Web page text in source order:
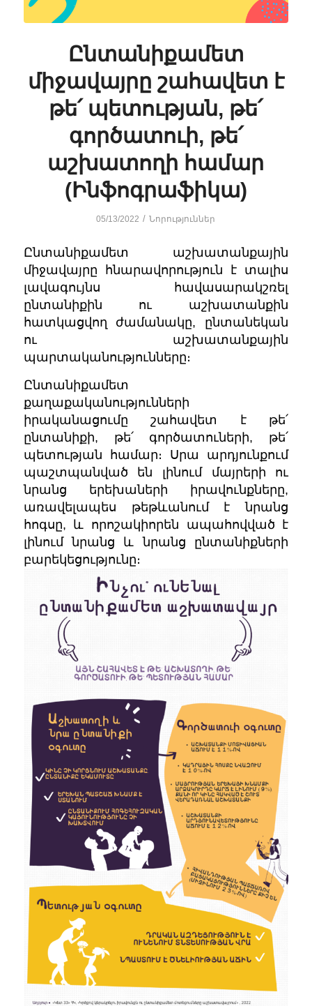
Ընտանիքամետ
միջավայրը շահավետ է
թե՛ պետության, թե՛
գործատուի, թե՛
աշխատողի համար
(Ինֆոգրաֆիկա)
05/13/2022 / Նորություններ
Ընտանիքամետ աշխատանքային
միջավայրը հնարավորություն է տալիս
լավագույնս հավասարակշռել
ընտանիքին ու աշխատանքին
հատկացվող ժամանակը, ընտանեկան
ու աշխատանքային
պարտականությունները։
Ընտանիքամետ
քաղաքականությունների
իրականացումը շահավետ է թե՛
ընտանիքի, թե՛ գործատուների, թե՛
պետության համար։ Սրա արդյունքում
պաշտպանված են լինում մայրերի ու
նրանց երեխաների իրավունքները,
առավելապես թեթևանում է նրանց
հոգսը, և որոշակիորեն ապահովված է
լինում նրանց և նրանց ընտանիքների
բարեկեցությունը։